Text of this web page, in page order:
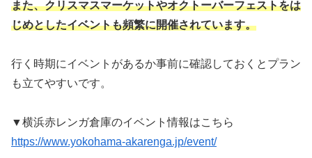
また、クリスマスマーケットやオクトーバーフェストをは
じめとしたイベントも頻繁に開催されています。
行く時期にイベントがあるか事前に確認しておくとプラン
も立てやすいです。
▼横浜赤レンガ倉庫のイベント情報はこちら
https://www.yokohama-akarenga.jp/event/